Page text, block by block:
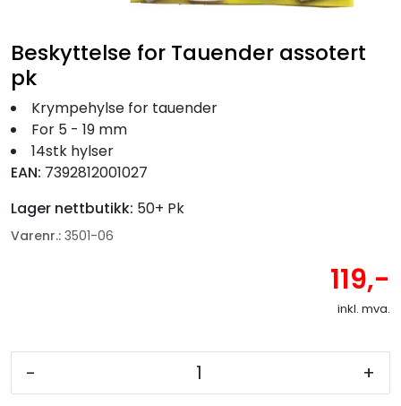
Beskyttelse for Tauender assotert
pk
Krympehylse for tauender
For 5 - 19 mm
14stk hylser
EAN: 7392812001027
Lager nettbutikk: 50+ Pk
Varenr.: 3501-06
119,-
inkl. mva.
- +